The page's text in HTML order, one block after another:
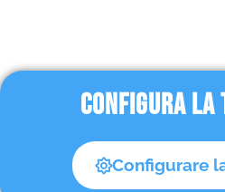
CONFIGURA
Configurare